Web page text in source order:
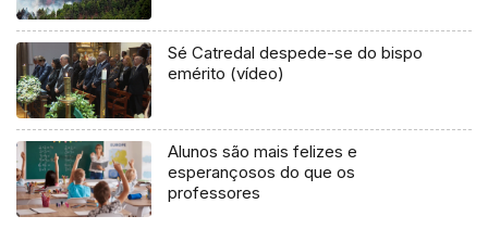
Sé Catredal despede-se do bispo
emérito (vídeo)
Alunos são mais felizes e
esperançosos do que os
professores